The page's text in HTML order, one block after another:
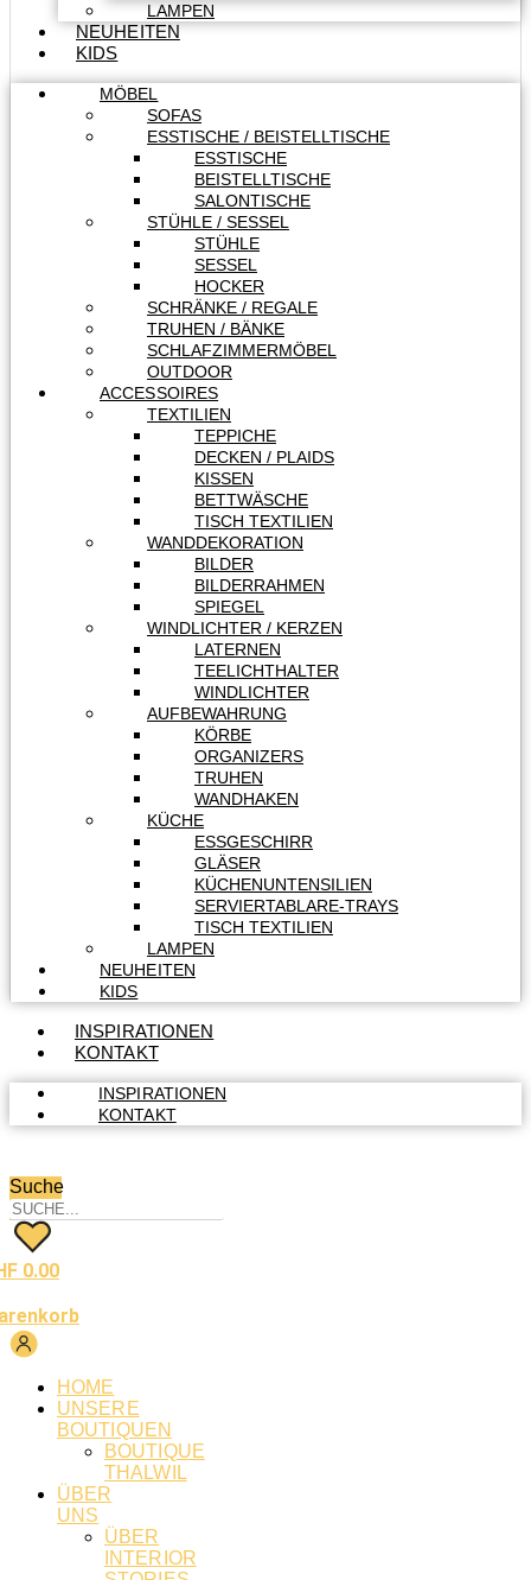
LAMPEN
NEUHEITEN
KIDS
MÖBEL
SOFAS
ESSTISCHE / BEISTELLTISCHE
ESSTISCHE
BEISTELLTISCHE
SALONTISCHE
STÜHLE / SESSEL
STÜHLE
SESSEL
HOCKER
SCHRÄNKE / REGALE
TRUHEN / BÄNKE
SCHLAFZIMMERMÖBEL
OUTDOOR
ACCESSOIRES
TEXTILIEN
TEPPICHE
DECKEN / PLAIDS
KISSEN
BETTWÄSCHE
TISCH TEXTILIEN
WANDDEKORATION
BILDER
BILDERRAHMEN
SPIEGEL
WINDLICHTER / KERZEN
LATERNEN
TEELICHTHALTER
WINDLICHTER
AUFBEWAHRUNG
KÖRBE
ORGANIZERS
TRUHEN
WANDHAKEN
KÜCHE
ESSGESCHIRR
GLÄSER
KÜCHENUNTENSILIEN
SERVIERTABLARE-TRAYS
TISCH TEXTILIEN
LAMPEN
NEUHEITEN
KIDS
INSPIRATIONEN
KONTAKT
INSPIRATIONEN
KONTAKT
Suche
0.00
HOME
UNSERE
BOUTIQUEN
BOUTIQUE
THALWIL
ÜBER
UNS
ÜBER
INTERIOR